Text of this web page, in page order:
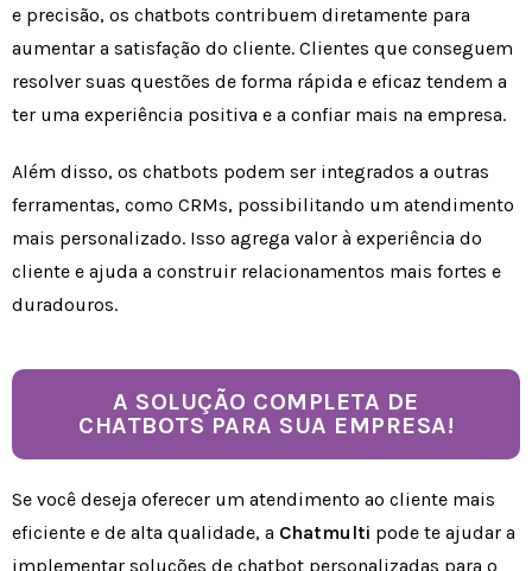
e precisão, os chatbots contribuem diretamente para
aumentar a satisfação do cliente. Clientes que conseguem
resolver suas questões de forma rápida e eficaz tendem a
ter uma experiência positiva e a confiar mais na empresa.
Além disso, os chatbots podem ser integrados a outras
ferramentas, como CRMs, possibilitando um atendimento
mais personalizado. Isso agrega valor à experiência do
cliente e ajuda a construir relacionamentos mais fortes e
duradouros.
A SOLUÇÃO COMPLETA DE
CHATBOTS PARA SUA EMPRESA!
Se você deseja oferecer um atendimento ao cliente mais
eficiente e de alta qualidade, a Chatmulti pode te ajudar a
implementar soluções de chatbot personalizadas para o